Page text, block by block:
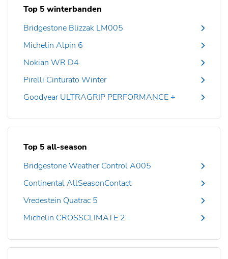
Top 5 winterbanden
Bridgestone Blizzak LM005
Michelin Alpin 6
Nokian WR D4
Pirelli Cinturato Winter
Goodyear ULTRAGRIP PERFORMANCE +
Top 5 all-season
Bridgestone Weather Control A005
Continental AllSeasonContact
Vredestein Quatrac 5
Michelin CROSSCLIMATE 2